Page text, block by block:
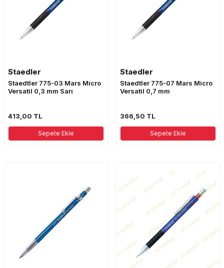
Staedler
Staedtler 775-03 Mars Micro
Versatil 0,3 mm Sarı
413,00 TL
Sepete Ekle
Staedler
Staedtler 775-07 Mars Micro
Versatil 0,7 mm
366,50 TL
Sepete Ekle